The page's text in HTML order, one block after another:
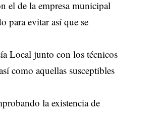
el de la empresa municipal
para evitar así que se
Local junto con los técnicos
como aquellas susceptibles
la existencia de